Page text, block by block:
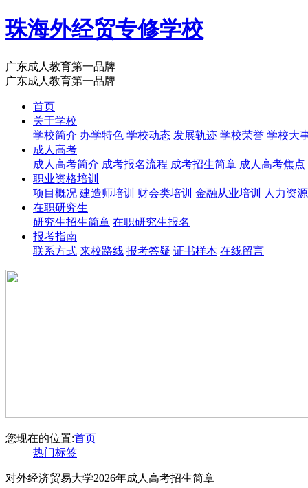
珠海外经贸专修学校
广东成人教育第一品牌
广东成人教育第一品牌
首页
关于学校
学校简介 办学特色 学校动态 发展轨迹 学校荣誉 学校大
成人高考
成人高考简介 成考报名流程 成考招生简章 成人高考焦点
职业资格培训
项目概况 建造师培训 财会类培训 金融从业培训
人力资
在职研究生
研究生招生简章 在职研究生报名
报考指南
联系方式 来校路线 报考答疑 证书样本 在线留言
您现在的位置:首页
热门标签
对外经济贸易大学2026年成人高考招生简章